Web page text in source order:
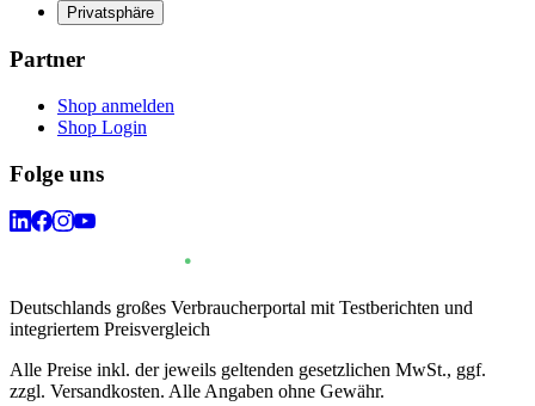
Privatsphäre
Partner
Shop anmelden
Shop Login
Folge uns
Deutschlands großes Verbraucherportal mit Testberichten und
integriertem Preisvergleich
Alle Preise inkl. der jeweils geltenden gesetzlichen MwSt., ggf.
zzgl. Versandkosten. Alle Angaben ohne Gewähr.